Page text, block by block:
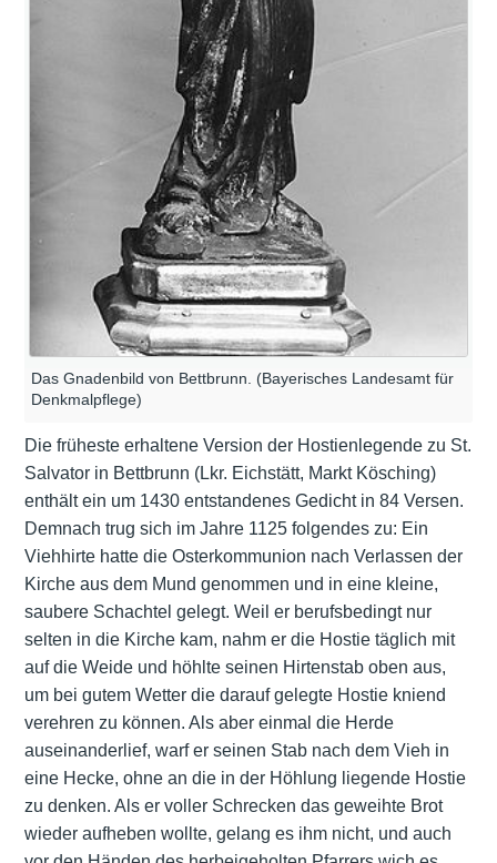
Das Gnadenbild von Bettbrunn. (Bayerisches Landesamt für
Denkmalpflege)
Die früheste erhaltene Version der Hostienlegende zu St.
Salvator in Bettbrunn (Lkr. Eichstätt, Markt Kösching)
enthält ein um 1430 entstandenes Gedicht in 84 Versen.
Demnach trug sich im Jahre 1125 folgendes zu: Ein
Viehhirte hatte die Osterkommunion nach Verlassen der
Kirche aus dem Mund genommen und in eine kleine,
saubere Schachtel gelegt. Weil er berufsbedingt nur
selten in die Kirche kam, nahm er die Hostie täglich mit
auf die Weide und höhlte seinen Hirtenstab oben aus,
um bei gutem Wetter die darauf gelegte Hostie kniend
verehren zu können. Als aber einmal die Herde
auseinanderlief, warf er seinen Stab nach dem Vieh in
eine Hecke, ohne an die in der Höhlung liegende Hostie
zu denken. Als er voller Schrecken das geweihte Brot
wieder aufheben wollte, gelang es ihm nicht, und auch